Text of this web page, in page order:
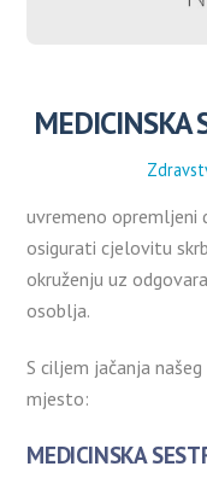
MEDICINSKA
uvremeno opremljeni
osigurati cjelovitu
okruženju uz
osoblja.
S ciljem jačanja
mjesto:
MEDICINSKA